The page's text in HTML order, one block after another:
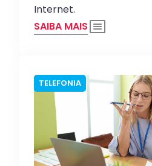
Internet.
SAIBA MAIS
TELEFONIA